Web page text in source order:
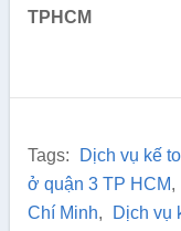
TPHCM
Tags: Dịch vụ kế
ở quận 3 TP HCM,
Chí Minh, Dịch vụ